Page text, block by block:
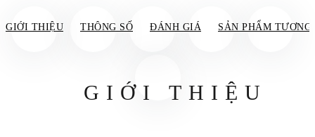
GIỚI THIỆU THÔNG SỐ ĐÁNH GIÁ SẢN PHẨM TƯƠNG
GIỚI THIỆU